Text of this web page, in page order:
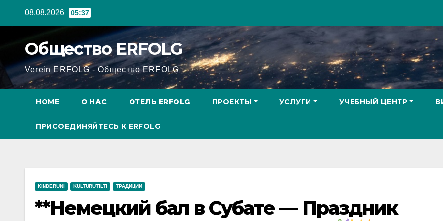
08.08.2026 05:37
Общество ERFOLG
Verein ERFOLG - Общество ERFOLG
HOME О НАС ОТЕЛЬ ERFOLG ПРОЕКТЫ УСЛУГИ УЧЕБНЫЙ ЦЕНТР
ПРИСОЕДИНЯЙТЕСЬ К ERFOLG
KINDERUNI KULTURUTILTI ТРАДИЦИИ
**Немецкий бал в Субате — Праздник